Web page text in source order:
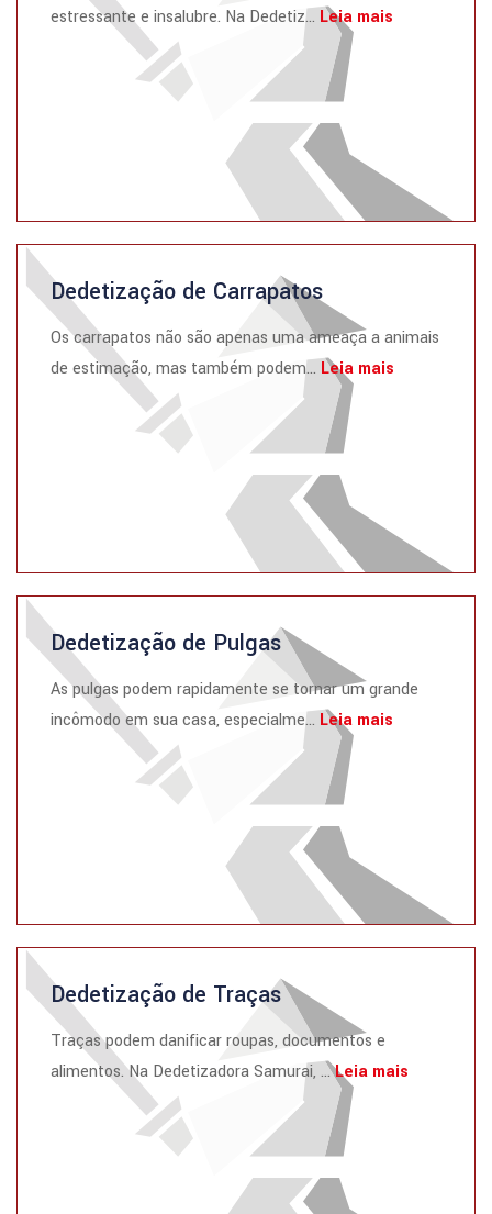
estressante e insalubre. Na Dedetiz... Leia mais
Dedetização de Carrapatos
Os carrapatos não são apenas uma ameaça a animais
de estimação, mas também podem... Leia mais
Dedetização de Pulgas
As pulgas podem rapidamente se tornar um grande
incômodo em sua casa, especialme... Leia mais
Dedetização de Traças
Traças podem danificar roupas, documentos e
alimentos. Na Dedetizadora Samurai, ...Leia mais